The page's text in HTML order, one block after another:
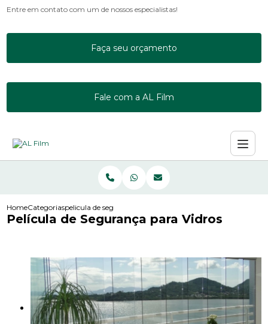
Entre em contato com um de nossos especialistas!
Faça seu orçamento
Fale com a AL Film
HomeCategoriaspelicula de seguranca para vidros
Película de Segurança para Vidros